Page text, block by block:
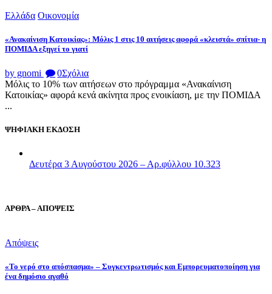
Ελλάδα Οικονομία
«Ανακαίνιση Κατοικίας»: Μόλις 1 στις 10 αιτήσεις αφορά «κλειστά» σπίτια- η
ΠΟΜΙΔΑ εξηγεί το γιατί
by gnomi 0Σχόλια
Μόλις το 10% των αιτήσεων στο πρόγραμμα «Ανακαίνιση
Κατοικίας» αφορά κενά ακίνητα προς ενοικίαση, με την ΠΟΜΙΔΑ
...
ΨΗΦΙΑΚΗ ΕΚΔΟΣΗ
Δευτέρα 3 Αυγούστου 2026 – Αρ.φύλλου 10.323
ΑΡΘΡΑ – ΑΠΟΨΕΙΣ
Απόψεις
«Το νερό στο απόσπασμα» – Συγκεντρωτισμός και Εμπορευματοποίηση για
ένα δημόσιο αγαθό